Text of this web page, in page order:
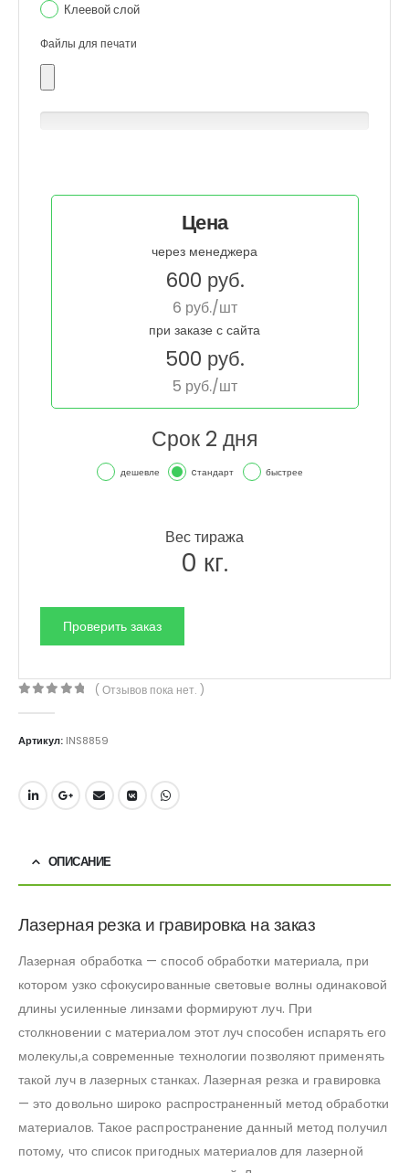
Клеевой слой
Файлы для печати
Цена
через менеджера
600 руб.
6 руб./шт
при заказе с сайта
500 руб.
5 руб./шт
Срок 2 дня
дешевле cтандарт быстрее
Вес тиража
0 кг.
( Отзывов пока нет. )
Артикул: INS8859
ОПИСАНИЕ
Лазерная резка и гравировка на заказ
Лазерная обработка — способ обработки материала, при
котором узко сфокусированные световые волны одинаковой
длины усиленные линзами формируют луч. При
столкновении с материалом этот луч способен испарять его
молекулы,а современные технологии позволяют применять
такой луч в лазерных станках. Лазерная резка и гравировка
— это довольно широко распространенный метод обработки
материалов. Такое распространение данный метод получил
потому, что список пригодных материалов для лазерной